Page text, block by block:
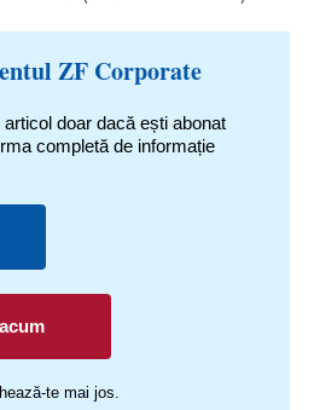
ZF Corporate
doar dacă ești abonat
completă de informație
te mai jos.